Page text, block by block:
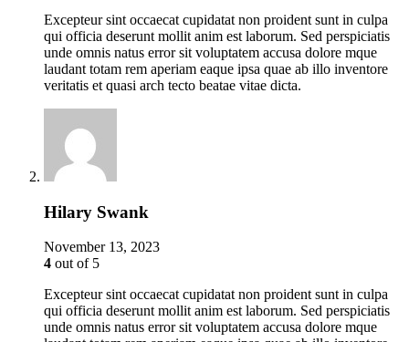
Excepteur sint occaecat cupidatat non proident sunt in culpa
qui officia deserunt mollit anim est laborum. Sed perspiciatis
unde omnis natus error sit voluptatem accusa dolore mque
laudant totam rem aperiam eaque ipsa quae ab illo inventore
veritatis et quasi arch tecto beatae vitae dicta.
Hilary Swank
November 13, 2023
4 out of 5
Excepteur sint occaecat cupidatat non proident sunt in culpa
qui officia deserunt mollit anim est laborum. Sed perspiciatis
unde omnis natus error sit voluptatem accusa dolore mque